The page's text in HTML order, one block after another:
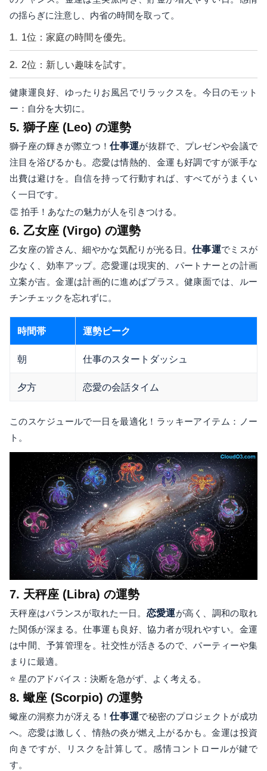
の揺らぎに注意し、内省の時間を取って。
1位：家庭の時間を優先。
2位：新しい趣味を試す。
健康運良好、ゆったりお風呂でリラックスを。今日のモット
ー：自分を大切に。
5. 獅子座 (Leo) の運勢
獅子座の輝きが際立つ！仕事運が抜群で、プレゼンや会議で
注目を浴びるかも。恋愛は情熱的、金運も好調ですが派手な
出費は避けを。自信を持って行動すれば、すべてがうまくい
く一日です。
👏 拍手！あなたの魅力が人を引きつける。
6. 乙女座 (Virgo) の運勢
乙女座の皆さん、細やかな気配りが光る日。仕事運でミスが
少なく、効率アップ。恋愛運は現実的、パートナーとの計画
立案が吉。金運は計画的に進めばプラス。健康面では、ルー
チンチェックを忘れずに。
時間帯 運勢ピーク
朝 仕事のスタートダッシュ
夕方 恋愛の会話タイム
このスケジュールで一日を最適化！ラッキーアイテム：ノー
ト。
7. 天秤座 (Libra) の運勢
天秤座はバランスが取れた一日。 恋愛運が高く、調和の取れ
た関係が深まる。仕事運も良好、協力者が現れやすい。金運
は中間、予算管理を。社交性が活きるので、パーティーや集
まりに最適。
⭐ 星のアドバイス：決断を急がず、よく考える。
8. 蠍座 (Scorpio) の運勢
蠍座の洞察力が冴える！仕事運で秘密のプロジェクトが成功
へ。恋愛は激しく、情熱の炎が燃え上がるかも。金運は投資
向きですが、リスクを計算して。感情コントロールが鍵で
す。